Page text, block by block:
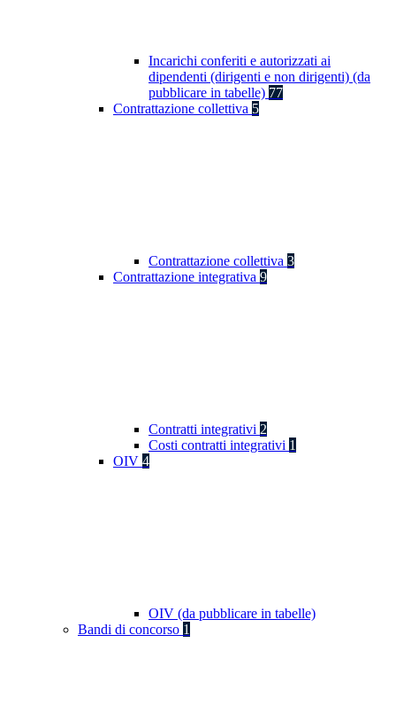
Incarichi conferiti e autorizzati ai
dipendenti (dirigenti e non dirigenti) (da
pubblicare in tabelle) 77
Contrattazione collettiva 5
Contrattazione collettiva 3
Contrattazione integrativa 9
Contratti integrativi 2
Costi contratti integrativi 1
OIV 4
OIV (da pubblicare in tabelle)
Bandi di concorso 1